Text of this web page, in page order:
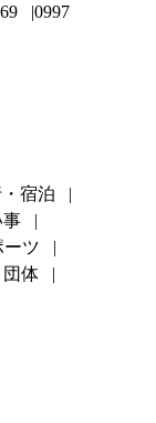
0997
宿泊
事
ーツ
体